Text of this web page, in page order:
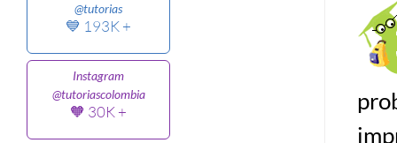
condicionales) Ξ Estructuras
repetitivas (ciclo para, ciclo mientras,
ciclo haga-mientras) Ξ Ejercicios.
@tutorias
💙 193K +
Instagram
@tutoriascolombia
🧡 30K +